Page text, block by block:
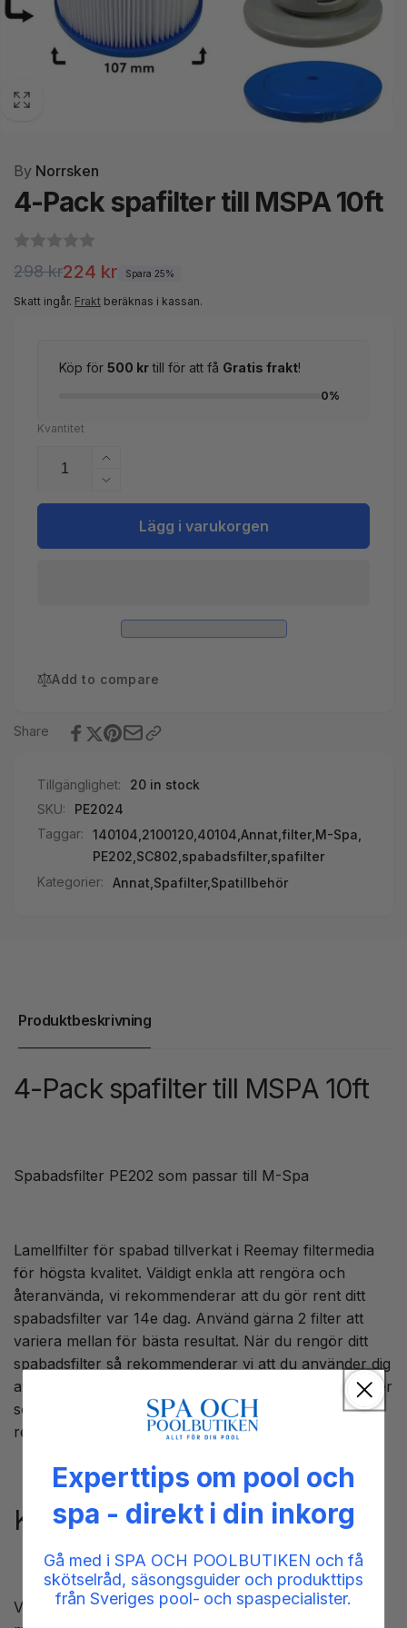
By Norrsken
4-Pack spafilter till MSPA 10ft
Ordinarie
pris
298 kr
Försäljningspris
224 kr Spara 25%
Skatt ingår. Frakt beräknas i kassan.
Köp för 500 krtill för att få Gratis frakt!
0%
Kvantitet
Öka
kvantitet
för
10ft
Minska
kvantitet
4-
MSPA
10ft
Lägg i varukorgen
Add to compare
Share
Tillgänglighet:
20 in stock
SKU:
PE2024
Taggar:
140104 2100120 40104 Annat filter M-Spa
PE202 SC802 spabadsfilter spafilter
Kategorier:
Annat, Spafilter, Spatillbehör
Produktbeskrivning
4-Pack spafilter till MSPA 10ft
Spabadsfilter PE202 som passar till M-Spa
Lamellfilter för spabad tillverkat i Reemay filtermedia
för högsta kvalitet. Väldigt enkla att rengöra och
återanvända, vi rekommenderar att du gör rent ditt
spabadsfilter var 14e dag. Använd gärna 2 filter att
variera mellan för bästa resultat. När du rengör ditt
spabadsfilter så rekommenderar vi att du använder dig
av AquaFinesse filter tabletter för ett rent och fint filter
som räcker under lång tid. Var noggrann med att
rengöra filtret inne mellan lamellerna.
Köp 4 betala för 3!
Var noggrann när ni mäter era filter så att ni får rätt
Experttips om pool och
spa - direkt i din inkorg
Gå med i SPA OCH POOLBUTIKEN och få
skötselråd, säsongsguider och produkttips
från Sveriges pool- och spaspecialister.